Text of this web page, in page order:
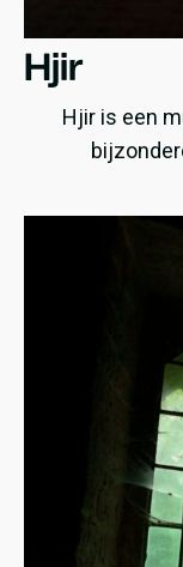
Hjir
Hjir is een